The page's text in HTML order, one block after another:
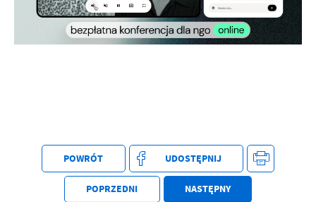
POWRÓT UDOSTĘPNIJ
POPRZEDNI NASTĘPNY